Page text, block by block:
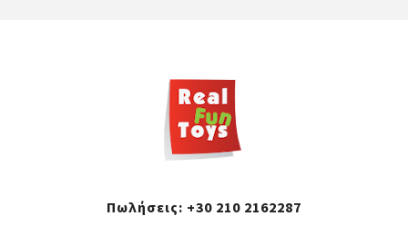
Πωλήσεις: +30 210 2162287